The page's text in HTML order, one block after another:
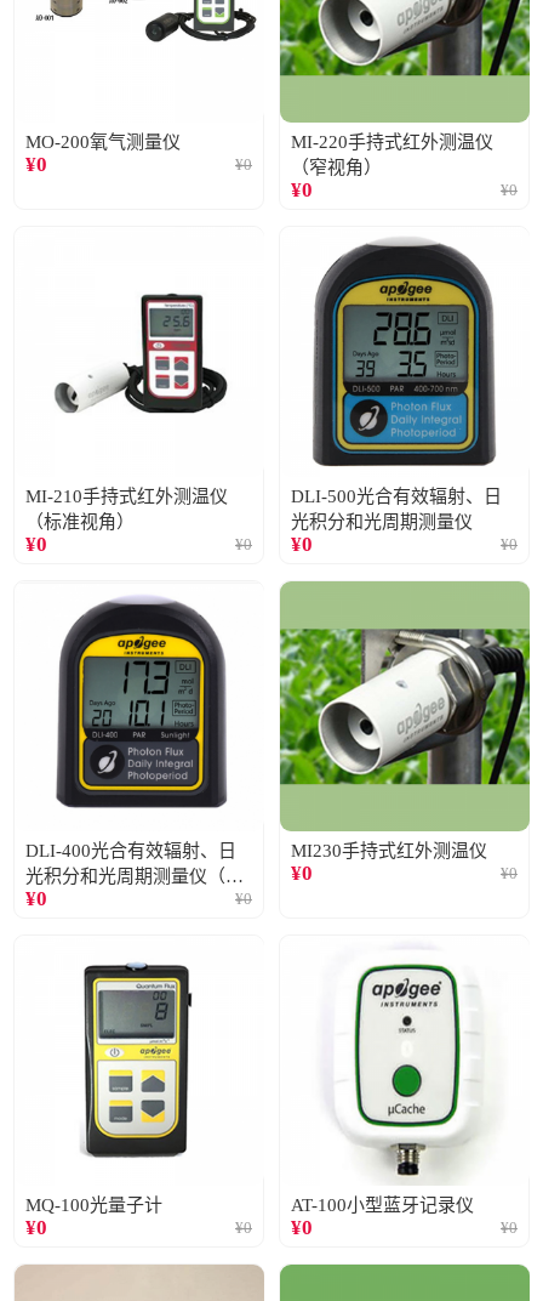
MO-200氧气测量仪
¥0 ¥0
MI-220手持式红外测温仪
（窄视角）
¥0 ¥0
MI-210手持式红外测温仪
（标准视角）
¥0 ¥0
DLI-500光合有效辐射、日
光积分和光周期测量仪
¥0 ¥0
DLI-400光合有效辐射、日
光积分和光周期测量仪（仅
阳光）
¥0 ¥0
MI230手持式红外测温仪
¥0 ¥0
MQ-100光量子计
¥0 ¥0
AT-100小型蓝牙记录仪
¥0 ¥0